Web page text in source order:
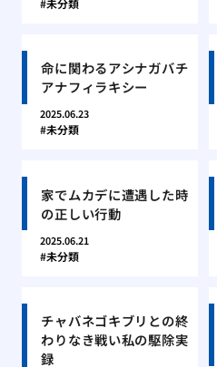
命に関わるアシナガバチ
アナフィラキシー
2025.06.23
未分類
家でムカデに遭遇した時
の正しい行動
2025.06.21
未分類
チャバネゴキブリとの終
わりなき戦い私の駆除実
録